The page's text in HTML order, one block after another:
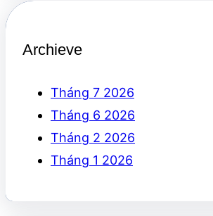
Archieve
Tháng 7 2026
Tháng 6 2026
Tháng 2 2026
Tháng 1 2026